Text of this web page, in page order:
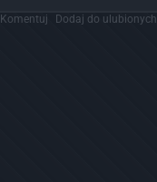
Komentuj Dodaj do ulubionych